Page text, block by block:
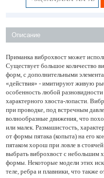
Описание
Приманка виброхвост может
Существует большое количество
форм, с дополнительными
«действия» - имитируют живую
особенность любой
характерного хвоста-лопасти.
при проводке, под встречным
волнообразные движения, что
или малек. Размашистость,
от формы пятака (копыта) на его
пятаком хорош при ловле в
выбрать виброхвост с небольшим
формы. Некоторые модели этих
теле, ребра и плавники, что также